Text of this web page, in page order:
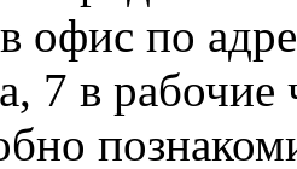
в офис по
7 в